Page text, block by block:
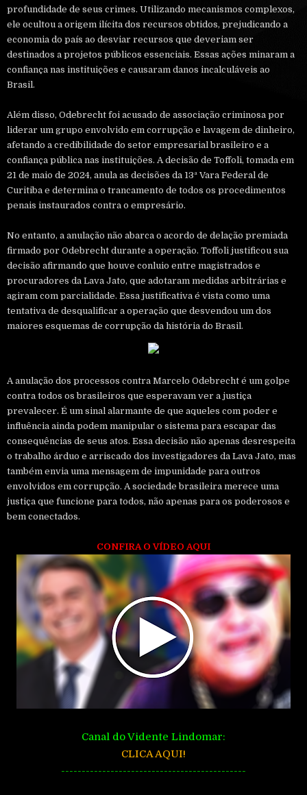
profundidade de seus crimes. Utilizando mecanismos complexos,
ele ocultou a origem ilícita dos recursos obtidos, prejudicando a
economia do país ao desviar recursos que deveriam ser
destinados a projetos públicos essenciais. Essas ações minaram a
confiança nas instituições e causaram danos incalculáveis ao
Brasil.
Além disso, Odebrecht foi acusado de associação criminosa por
liderar um grupo envolvido em corrupção e lavagem de dinheiro,
afetando a credibilidade do setor empresarial brasileiro e a
confiança pública nas instituições. A decisão de Toffoli, tomada em
21 de maio de 2024, anula as decisões da 13ª Vara Federal de
Curitiba e determina o trancamento de todos os procedimentos
penais instaurados contra o empresário.
No entanto, a anulação não abarca o acordo de delação premiada
firmado por Odebrecht durante a operação. Toffoli justificou sua
decisão afirmando que houve conluio entre magistrados e
procuradores da Lava Jato, que adotaram medidas arbitrárias e
agiram com parcialidade. Essa justificativa é vista como uma
tentativa de desqualificar a operação que desvendou um dos
maiores esquemas de corrupção da história do Brasil.
A anulação dos processos contra Marcelo Odebrecht é um golpe
contra todos os brasileiros que esperavam ver a justiça
prevalecer. É um sinal alarmante de que aqueles com poder e
influência ainda podem manipular o sistema para escapar das
consequências de seus atos. Essa decisão não apenas desrespeita
o trabalho árduo e arriscado dos investigadores da Lava Jato, mas
também envia uma mensagem de impunidade para outros
envolvidos em corrupção. A sociedade brasileira merece uma
justiça que funcione para todos, não apenas para os poderosos e
bem conectados.
CONFIRA O VÍDEO AQUI
Canal do Vidente Lindomar:
CLICA AQUI!
---------------------------------------------